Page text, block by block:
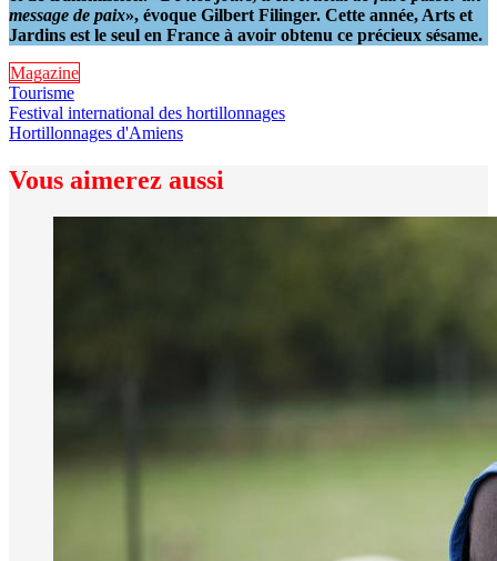
message de paix», évoque Gilbert Filinger. Cette année, Arts et
Jardins est le seul en France à avoir obtenu ce précieux sésame.
Magazine
Tourisme
Festival international des hortillonnages
Hortillonnages d'Amiens
Vous aimerez aussi